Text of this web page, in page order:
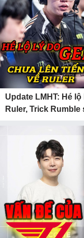
Update LMHT: Hé
Ruler, Trick